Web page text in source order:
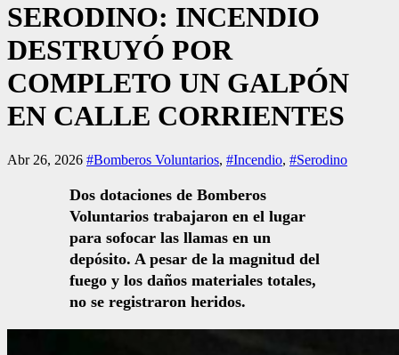
SERODINO: INCENDIO
DESTRUYÓ POR
COMPLETO UN GALPÓN
EN CALLE CORRIENTES
Abr 26, 2026 #Bomberos Voluntarios, #Incendio, #Serodino
Dos dotaciones de Bomberos
Voluntarios trabajaron en el lugar
para sofocar las llamas en un
depósito. A pesar de la magnitud del
fuego y los daños materiales totales,
no se registraron heridos.